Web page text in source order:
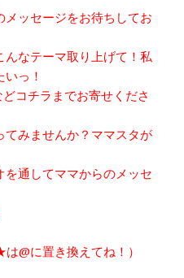
ッセージをお待ちしてお
なテーマ取り上げて！私
っ！
コチラまでお寄せくださ
みませんか？ママスタが
通してママからのメッセ
に置き換えてね！）